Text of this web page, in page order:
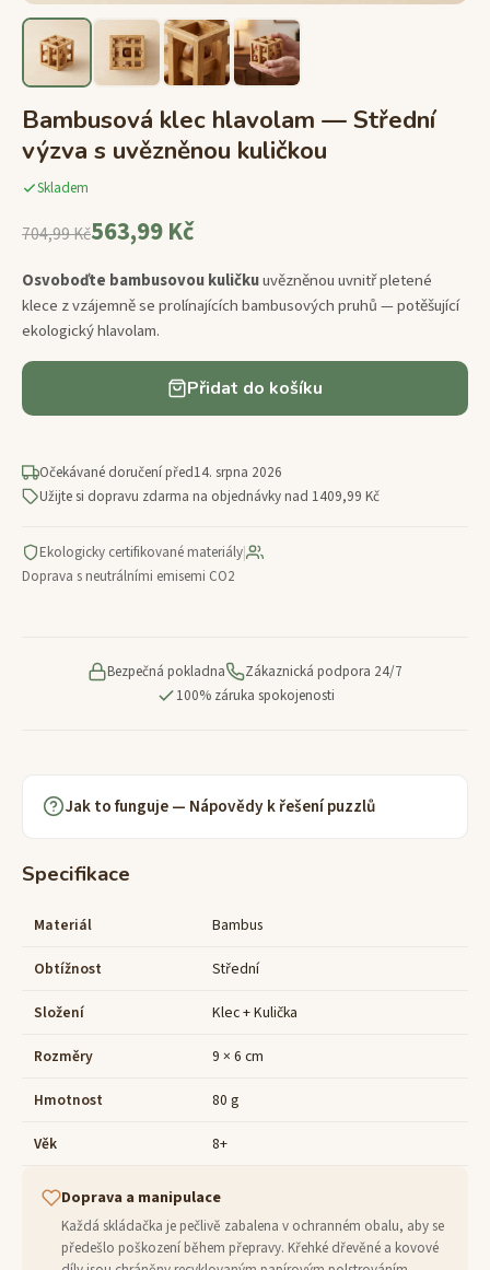
Bambusová klec hlavolam — Střední
výzva s uvězněnou kuličkou
Skladem
704,99 Kč563,99 Kč
Osvoboďte bambusovou kuličkuuvězněnou uvnitř pletené
klece z vzájemně se prolínajících bambusových pruhů — potěšující
ekologický hlavolam.
Přidat do košíku
Očekávané doručení před14. srpna 2026
Užijte si dopravu zdarma na objednávky nad 1409,99 Kč
Ekologicky certifikované materiály|
Doprava s neutrálními emisemi CO2
Bezpečná pokladna
Zákaznická podpora 24/7
100% záruka spokojenosti
Jak to funguje — Nápovědy k řešení puzzlů
Specifikace
Materiál Bambus
Obtížnost Střední
Složení Klec + Kulička
Rozměry 9 × 6 cm
Hmotnost 80 g
Věk 8+
Doprava a manipulace
Každá skládačka je pečlivě zabalena v ochranném obalu, aby se
předešlo poškození během přepravy. Křehké dřevěné a kovové